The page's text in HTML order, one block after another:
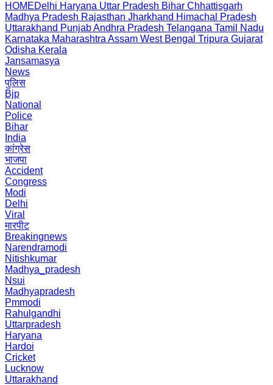
HOMEDelhi Haryana Uttar Pradesh Bihar Chhattisgarh
Madhya Pradesh Rajasthan Jharkhand Himachal Pradesh
Uttarakhand PunjabAndhra Pradesh Telangana Tamil Nadu
Karnataka Maharashtra Assam West Bengal Tripura Gujarat
Odisha Kerala
Jansamasya
News
पुलिस
Bjp
National
Police
Bihar
India
कांग्रेस
भाजपा
Accident
Congress
Modi
Delhi
Viral
मारपीट
Breakingnews
Narendramodi
Nitishkumar
Madhya_pradesh
Nsui
Madhyapradesh
Pmmodi
Rahulgandhi
Uttarpradesh
Haryana
Hardoi
Cricket
Lucknow
Uttarakhand